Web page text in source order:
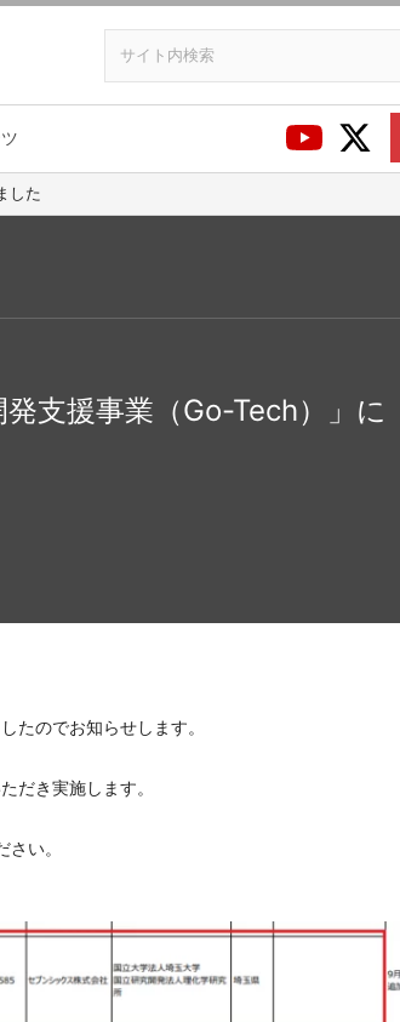
した
発支援事業（Go-Tech）」に
たのでお知らせします。
だき実施します。
さい。